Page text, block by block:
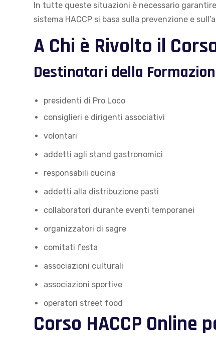
In tutte queste situazioni è necessario
sistema HACCP si basa sulla prevenzione e
A Chi è Rivolto il
Destinatari della
presidenti di Pro Loco
consiglieri e dirigenti associativi
volontari
addetti agli stand gastronomici
responsabili cucina
addetti alla distribuzione pasti
collaboratori durante eventi temporanei
organizzatori di sagre
comitati festa
associazioni culturali
associazioni sportive
operatori street food
Corso HACCP Online